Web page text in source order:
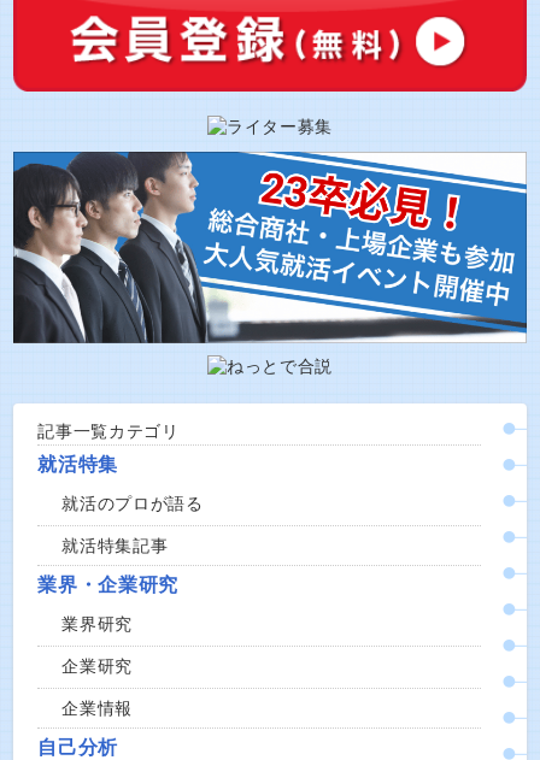
記事一覧カテゴリ
就活特集
就活のプロが語る
就活特集記事
業界・企業研究
業界研究
企業研究
企業情報
自己分析